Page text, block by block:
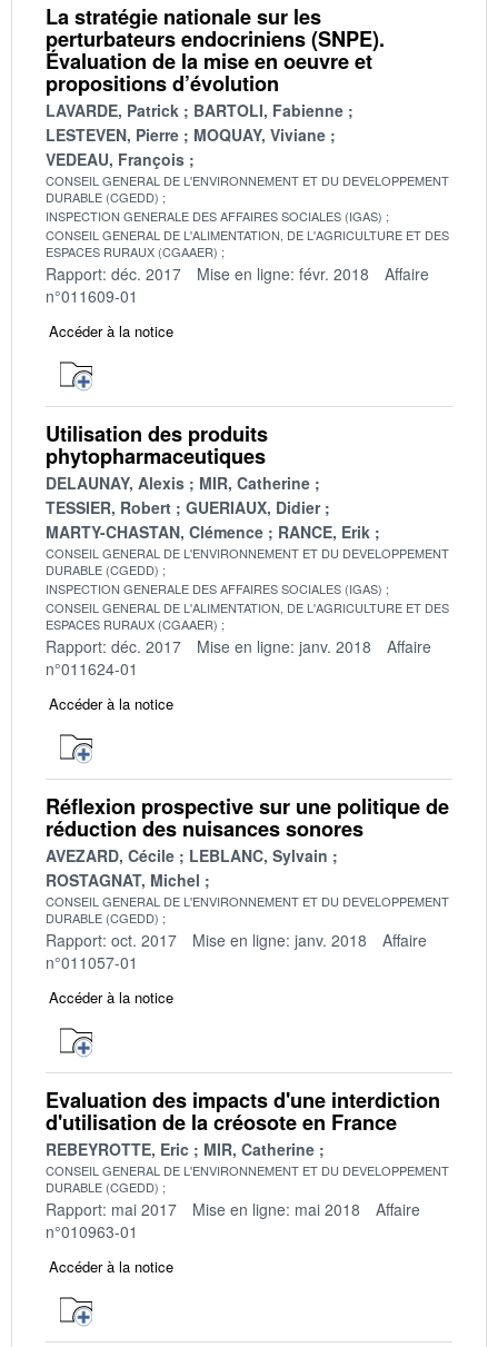
La stratégie nationale sur les
perturbateurs endocriniens (SNPE).
Évaluation de la mise en oeuvre et
propositions d’évolution
LAVARDE, Patrick
BARTOLI, Fabienne
LESTEVEN, Pierre
MOQUAY, Viviane
VEDEAU, François
CONSEIL GENERAL DE L'ENVIRONNEMENT ET DU DEVELOPPEMENT
DURABLE (CGEDD)
INSPECTION GENERALE DES AFFAIRES SOCIALES (IGAS)
CONSEIL GENERAL DE L'ALIMENTATION, DE L'AGRICULTURE ET DES
ESPACES RURAUX (CGAAER)
Rapport: déc. 2017 Mise en ligne: févr. 2018
Affaire
n°011609-01
Accéder à la notice
Utilisation des produits
phytopharmaceutiques
DELAUNAY, Alexis
MIR, Catherine
TESSIER, Robert
GUERIAUX, Didier
MARTY-CHASTAN, Clémence
RANCE, Erik
CONSEIL GENERAL DE L'ENVIRONNEMENT ET DU DEVELOPPEMENT
DURABLE (CGEDD)
INSPECTION GENERALE DES AFFAIRES SOCIALES (IGAS)
CONSEIL GENERAL DE L'ALIMENTATION, DE L'AGRICULTURE ET DES
ESPACES RURAUX (CGAAER)
Rapport: déc. 2017 Mise en ligne: janv. 2018
Affaire
n°011624-01
Accéder à la notice
Réflexion prospective sur une politique de
réduction des nuisances sonores
AVEZARD, Cécile
LEBLANC, Sylvain
ROSTAGNAT, Michel
CONSEIL GENERAL DE L'ENVIRONNEMENT ET DU DEVELOPPEMENT
DURABLE (CGEDD)
Rapport: oct. 2017 Mise en ligne: janv. 2018
Affaire
n°011057-01
Accéder à la notice
Evaluation des impacts d'une interdiction
d'utilisation de la créosote en France
REBEYROTTE, Eric MIR, Catherine
CONSEIL GENERAL DE L'ENVIRONNEMENT ET DU DEVELOPPEMENT
DURABLE (CGEDD)
Rapport: mai 2017 Mise en ligne: mai 2018
Affaire
n°010963-01
Accéder à la notice